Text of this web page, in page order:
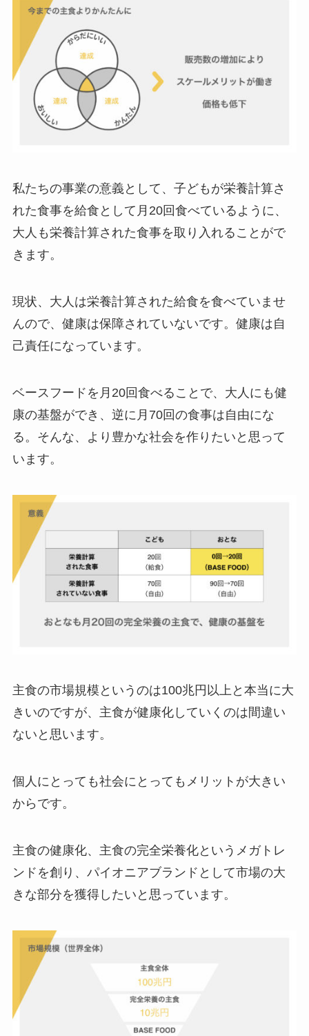
私たちの事業の意義として、子どもが栄養計算さ
れた食事を給食として月20回食べているように、
大人も栄養計算された食事を取り入れることがで
きます。
現状、大人は栄養計算された給食を食べていませ
んので、健康は保障されていないです。健康は自
己責任になっています。
ベースフードを月20回食べることで、大人にも健
康の基盤ができ、逆に月70回の食事は自由にな
る。そんな、より豊かな社会を作りたいと思って
います。
主食の市場規模というのは100兆円以上と本当に大
きいのですが、主食が健康化していくのは間違い
ないと思います。
個人にとっても社会にとってもメリットが大きい
からです。
主食の健康化、主食の完全栄養化というメガトレ
ンドを創り、パイオニアブランドとして市場の大
きな部分を獲得したいと思っています。